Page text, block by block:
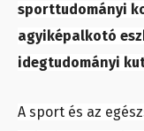
sporttudományi
agyiképalkotó
idegtudományi
A sport és az